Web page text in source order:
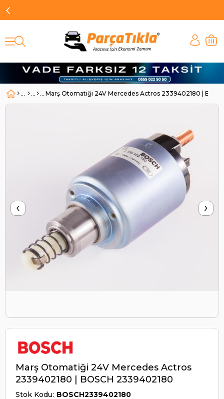
Marş Otomatiği 24V Mercedes Actros 2339402180 |
‹ ›
Marş Otomatiği 24V Mercedes Actros
2339402180 | BOSCH 2339402180
Stok Kodu BOSCH2339402180